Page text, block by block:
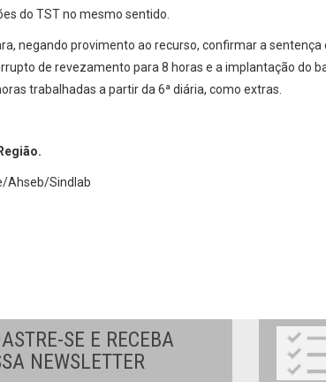
do TST no mesmo sentido.
negando provimento ao recurso, confirmar a sentença
de revezamento para 8 horas e a implantação do
trabalhadas a partir da 6ª diária, como extras.
Ahseb/Sindlab
SE E RECEBA
NEWSLETTER